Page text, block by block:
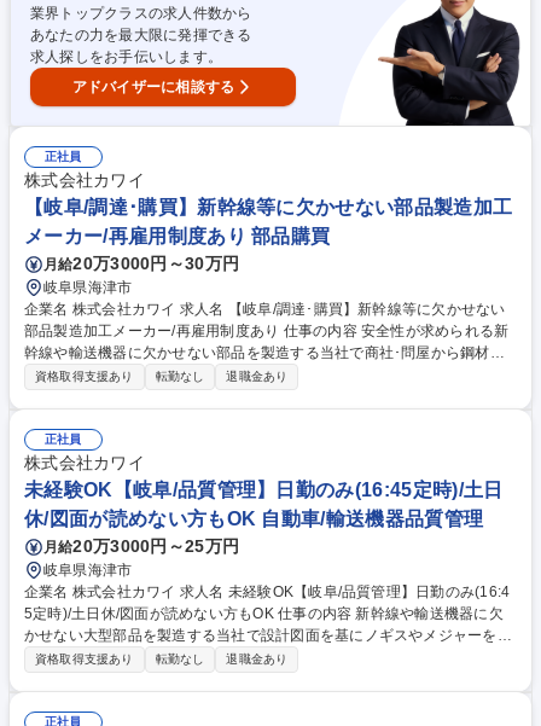
業界トップクラスの求人件数から
あなたの力を最大限に発揮できる
求人探しをお手伝いします。
アドバイザーに相談する
正社員
株式会社カワイ
【岐阜/調達･購買】新幹線等に欠かせない部品製造加工
メーカー/再雇用制度あり 部品購買
月給20万3000円～30万円
岐阜県海津市
企業名 株式会社カワイ 求人名 【岐阜/調達･購買】新幹線等に欠かせない
部品製造加工メーカー/再雇用制度あり 仕事の内容 安全性が求められる新
幹線や輸送機器に欠かせない部品を製造する当社で商社･問屋から鋼材な
どの製品の材料/消耗品/製品に必要な設備/道具/備品の仕入れを行います。
金属製品 【主な取引先と当社の強み】日本車輛製造様、三菱重工様などの
大手メーカー。求められる品質レベルが高いですが、顧客が指定した資格
を持っている技術者が複数在籍している為、安定したお取引があります。
難易度の高い依頼にも応えられる独自の加工技術力が強みです。 募集職種
【岐阜/調達･購買】新幹線等に欠かせない部品製造加工メーカー/再雇用制
度あり
資格取得支援あり 転勤なし 退職金あり
正社員
株式会社カワイ
未経験OK【岐阜/品質管理】日勤のみ(16:45定時)/土日
休/図面が読めない方もOK 自動車/輸送機器品質管理
月給20万3000円～25万円
岐阜県海津市
企業名 株式会社カワイ 求人名 未経験OK【岐阜/品質管理】日勤のみ(16:4
5定時)/土日休/図面が読めない方もOK 仕事の内容 新幹線や輸送機器に欠
かせない大型部品を製造する当社で設計図面を基にノギスやメジャーを用
いて、完成品の寸法や外観などの検査を行います。工具の使い方や図面の
内講師がイチからじっくり教えていきます。さらに、国家資格「機械検
資格取得支援あり 転勤なし 退職金あり
正社員